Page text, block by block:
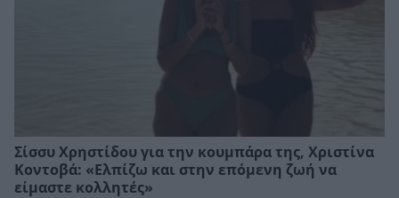
Σίσσυ Χρηστίδου για την κουμπάρα της, Xριστίνα
Κοντοβά: «Ελπίζω και στην επόμενη ζωή να
είμαστε κολλητές»